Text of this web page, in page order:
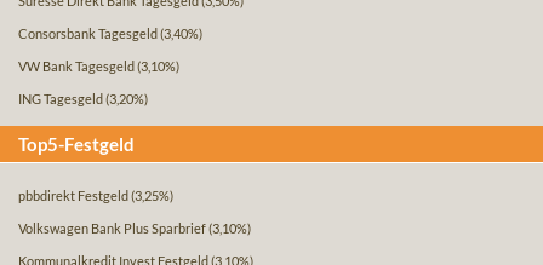
Consorsbank Tagesgeld (3,40%)
VW Bank Tagesgeld (3,10%)
ING Tagesgeld (3,20%)
Top5-Festgeld
pbbdirekt Festgeld (3,25%)
Volkswagen Bank Plus Sparbrief(3,10%)
Kommunalkredit Invest Festgeld (3,10%)